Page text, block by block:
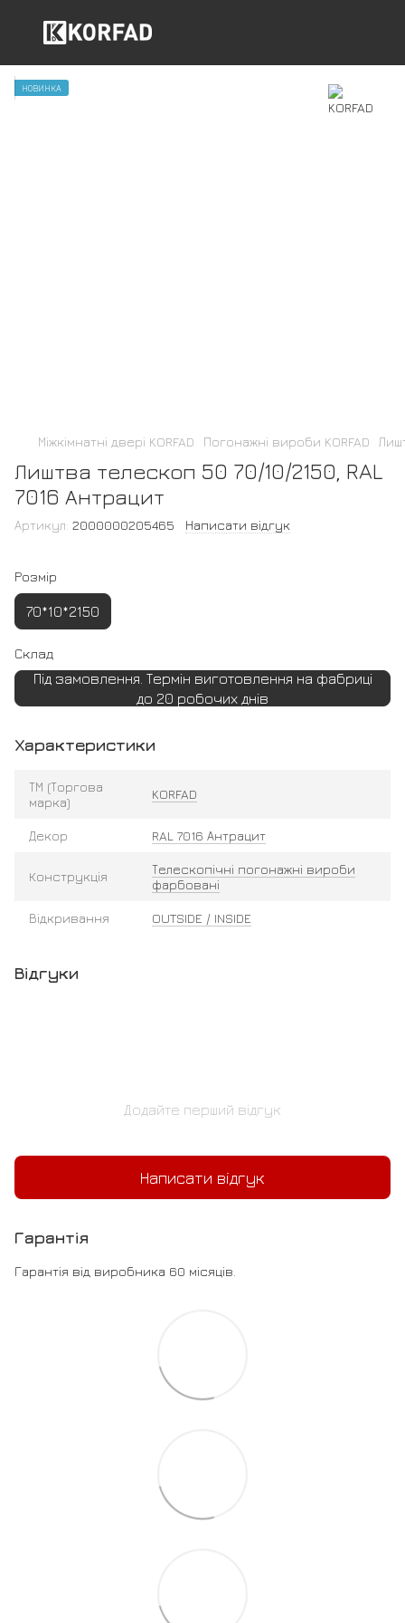
НОВИНКА
Міжкімнатні двері KORFAD Погонажні вироби KORFAD
Лиштва телескоп 50 70/10/2150, RAL
7016 Антрацит
Артикул: 2000000205465 Написати відгук
Розмір
70*10*2150
Склад
Під замовлення. Термін виготовлення на фабриці
до 20 робочих днів
Характеристики
ТМ (Торгова
марка)
KORFAD
Декор RAL 7016 Антрацит
Конструкція
Телескопічні погонажні вироби
фарбовані
Відкривання OUTSIDE / INSIDE
Відгуки
Додайте перший відгук
Написати відгук
Гарантія
Гарантія від виробника 60 місяців.